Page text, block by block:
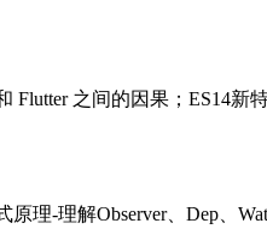
Flutter 之间的因果；ES14
理-理解Observer、Dep、